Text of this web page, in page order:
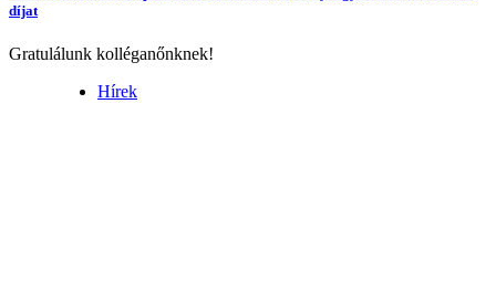
díjat
Gratulálunk kolléganőnknek!
Hírek